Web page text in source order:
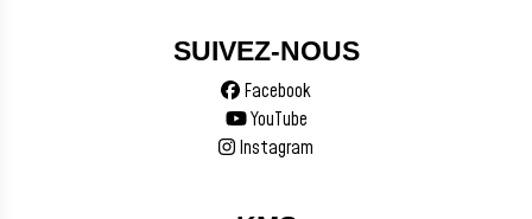
SUIVEZ-NOUS
Facebook
YouTube
Instagram